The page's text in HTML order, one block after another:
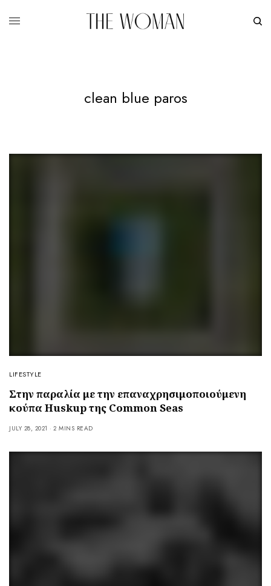
clean blue paros
LIFESTYLE
Στην παραλία με την επαναχρησιμοποιούμενη
κούπα Huskup της Common Seas
JULY 28, 2021 2 MINS READ